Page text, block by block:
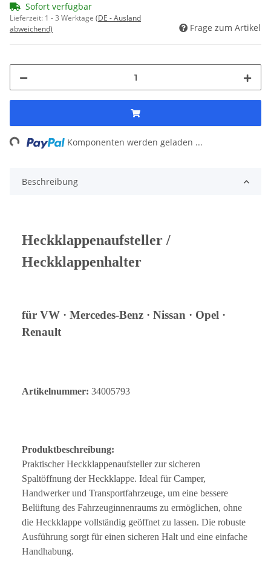
Sofort verfügbar
Lieferzeit: 1 - 3 Werktage (DE - Ausland
abweichend)
Frage zum Artikel
Komponenten werden geladen ...
Beschreibung
Heckklappenaufsteller /
Heckklappenhalter
für VW · Mercedes-Benz · Nissan · Opel ·
Renault
Artikelnummer: 34005793
Produktbeschreibung:
Praktischer Heckklappenaufsteller zur sicheren
Spaltöffnung der Heckklappe. Ideal für Camper,
Handwerker und Transportfahrzeuge, um eine bessere
Belüftung des Fahrzeuginnenraums zu ermöglichen, ohne
die Heckklappe vollständig geöffnet zu lassen. Die robuste
Ausführung sorgt für einen sicheren Halt und eine einfache
Handhabung.